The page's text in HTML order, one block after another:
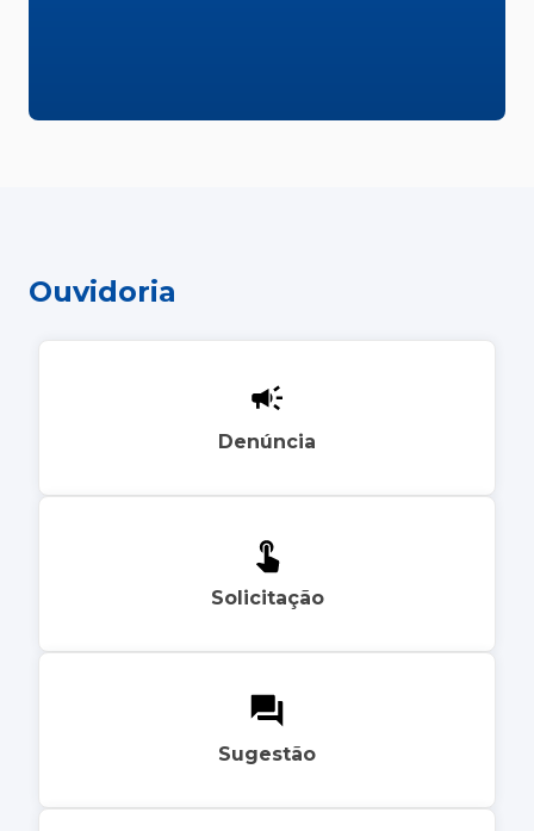
Ouvidoria
Denúncia
Solicitação
Sugestão